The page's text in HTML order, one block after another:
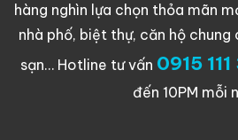
hàng nghìn lựa chọn thỏa mãn
nhà phố, biệt thự, căn hộ chung
sạn… Hotline tư vấn 0915 111
đến 10PM mỗi